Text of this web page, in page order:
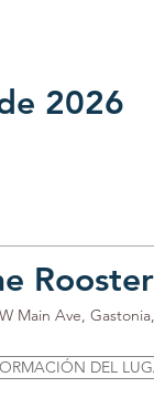
2026
Rooster
Main Ave,
DEL